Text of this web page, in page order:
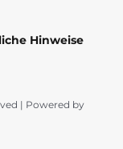
Hinweise
| Powered by